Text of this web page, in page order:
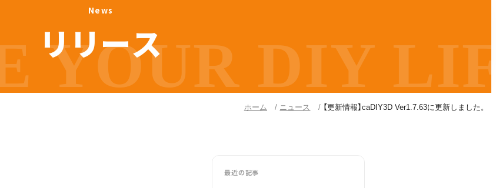
News
リリース
YOUR DIY
ホーム ニュース 【更新情報】caDIY3D Ver1.7.63に更新しました。
最近の記事